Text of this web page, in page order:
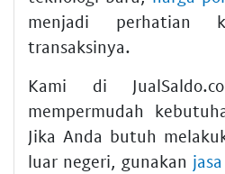
menjadi perhatian
transaksinya.
Kami di
mempermudah
Jika Anda butuh
luar negeri, gunakan